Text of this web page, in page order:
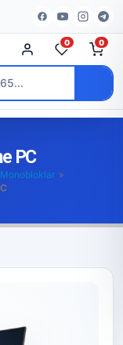
0 0
PC
Monobloklar »